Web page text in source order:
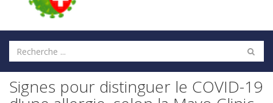
Signes pour distinguer le COVID-19